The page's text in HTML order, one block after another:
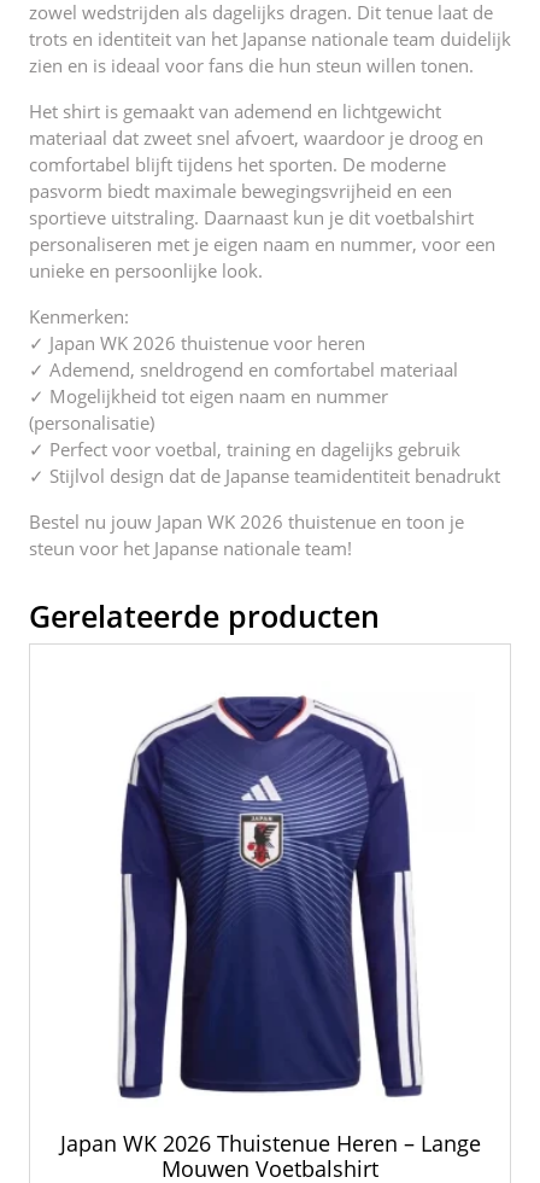
zowel wedstrijden als dagelijks dragen. Dit tenue laat de
trots en identiteit van het Japanse nationale team duidelijk
zien en is ideaal voor fans die hun steun willen tonen.
Het shirt is gemaakt van ademend en lichtgewicht
materiaal dat zweet snel afvoert, waardoor je droog en
comfortabel blijft tijdens het sporten. De moderne
pasvorm biedt maximale bewegingsvrijheid en een
sportieve uitstraling. Daarnaast kun je dit voetbalshirt
personaliseren met je eigen naam en nummer, voor een
unieke en persoonlijke look.
Kenmerken:
✓ Japan WK 2026 thuistenue voor heren
✓ Ademend, sneldrogend en comfortabel materiaal
✓ Mogelijkheid tot eigen naam en nummer
(personalisatie)
✓ Perfect voor voetbal, training en dagelijks gebruik
✓ Stijlvol design dat de Japanse teamidentiteit benadrukt
Bestel nu jouw Japan WK 2026 thuistenue en toon je
steun voor het Japanse nationale team!
Gerelateerde producten
Japan WK 2026 Thuistenue Heren – Lange
Mouwen Voetbalshirt